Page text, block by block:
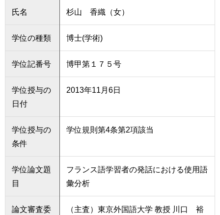
氏名 杉山 香織（女）
学位の種類 博士(学術)
学位記番号 博甲第１７５号
学位授与の
日付
2013年11月6日
学位授与の
条件
学位規則第4条第2項該当
学位論文題
目
フランス語学習者の発話における使用語
彙分析
論文審査委
（主査）東京外国語大学 教授 川口 裕